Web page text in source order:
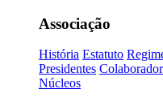
Associação
História Estatuto
Presidentes
Núcleos